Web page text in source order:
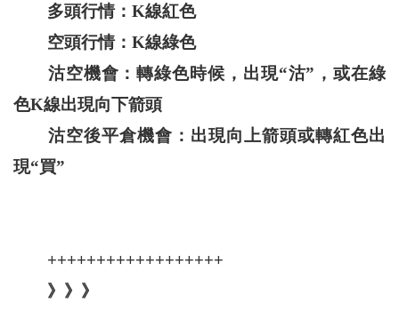
多頭行情：K線紅色
空頭行情：K線綠色
沽空機會：轉綠色時候，出現“沽”，或在綠
色K線出現向下箭頭
沽空後平倉機會：出現向上箭頭或轉紅色出
現“買”
++++++++++++++++++
》》》